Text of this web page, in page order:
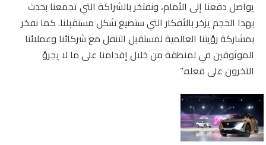
يواصل دفعنا إلى الأمام، ونفتخر بالشراكة التي تجمعنا بحدث
بهذا الحجم يزخر بالأفكار التي ستصيغ شكل مستقبلنا. كما نفخر
بمشاركة رؤيتنا العالمية لمستقبل التنقل مع شركائنا وعملائنا
الموثوقين في لمنطقة من خلال إقدامنا على ما لا يجرؤ
الآخرون على فعله.”